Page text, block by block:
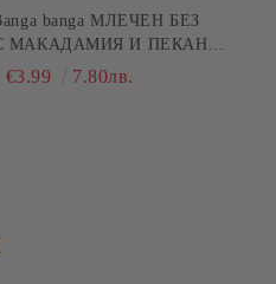
banga МЛЕЧЕН БЕЗ
МАКАДАМИЯ И ПЕКАН
€3.99 7.80лв.